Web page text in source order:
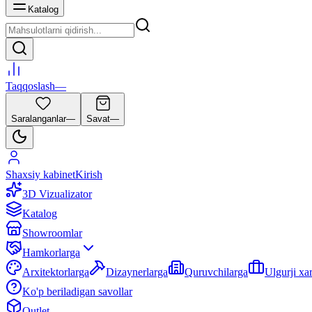
Katalog
Taqqoslash—
Saralanganlar— Savat—
Shaxsiy kabinetKirish
3D Vizualizator
Katalog
Showroomlar
Hamkorlarga
Arxitektorlarga
Dizaynerlarga Quruvchilarga
Ulgurji
Ko'p beriladigan savollar